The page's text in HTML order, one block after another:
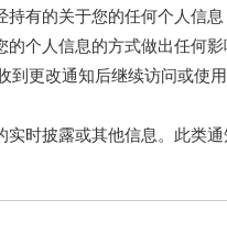
属链有的关于您的任何个人信
个人信息的方式做出任何
更改通知后继续访问或使
时披露或其他信息。此类